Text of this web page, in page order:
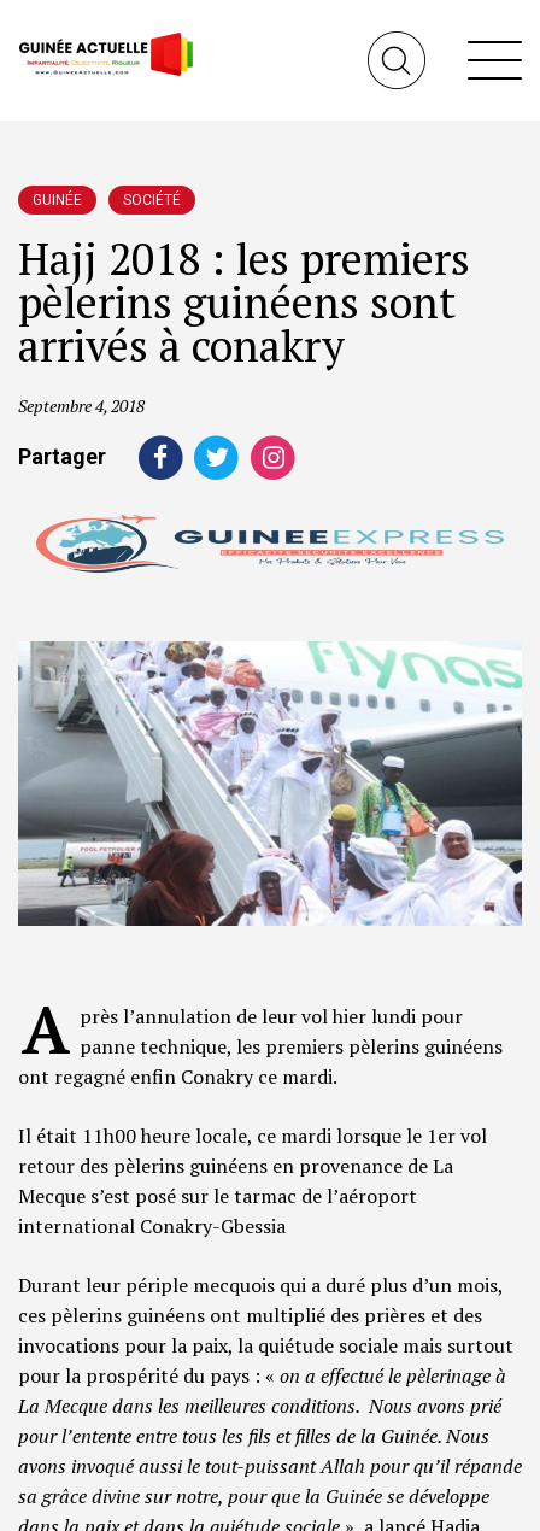
GUINÉE SOCIÉTÉ
Hajj 2018 : les premiers
pèlerins guinéens sont
arrivés à conakry
Septembre 4, 2018
Partager
A près l’annulation de leur vol hier lundi pour
panne technique, les premiers pèlerins guinéens
ont regagné enfin Conakry ce mardi.
Il était 11h00 heure locale, ce mardi lorsque le 1ervol
retour des pèlerins guinéens en provenance de La
Mecque s’est posé sur le tarmac de l’aéroport
international Conakry-Gbessia
Durant leur périple mecquois qui a duré plus d’un mois,
ces pèlerins guinéens ont multiplié des prières et des
invocations pour la paix, la quiétude sociale mais surtout
pour la prospérité du pays : « on a effectué le pèlerinage à
La Mecque dans les meilleures conditions. Nous avons prié
pour l’entente entre tous les fils et filles de la Guinée. Nous
avons invoqué aussi le tout-puissant Allah pour qu’il répande
sa grâce divine sur notre, pour que la Guinée se développe